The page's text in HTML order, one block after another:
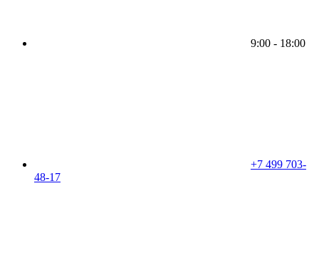
9:00 - 18:00
+7 499 703-
48-17